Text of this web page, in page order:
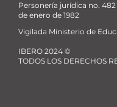
Personería jurídica no. 482
de enero de 1982
Vigilada Ministerio de
IBERO 2024 ©
TODOS LOS DERECHOS